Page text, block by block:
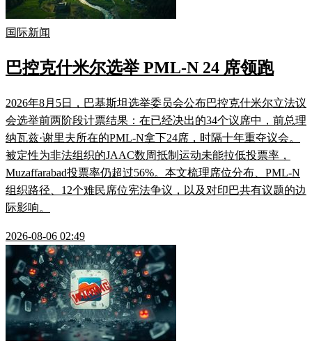
国际新闻
巴控克什米尔选举 PML-N 24 席领跑
2026年8月5日，巴基斯坦选举委员会公布巴控克什米尔立法议
会选举前两阶段计票结果：在已经决出的34个议席中，前总理
纳瓦兹·谢里夫所在的PML-N拿下24席，时隔十年重夺议会。
被定性为非法组织的JAAC数周抵制运动未能拉低投票率，
Muzaffarabad投票率仍超过56%。本文梳理席位分布、PML-N
组织路径、12个难民席位宪法争议，以及对印巴共有议题的边
际影响。
2026-08-06 02:49